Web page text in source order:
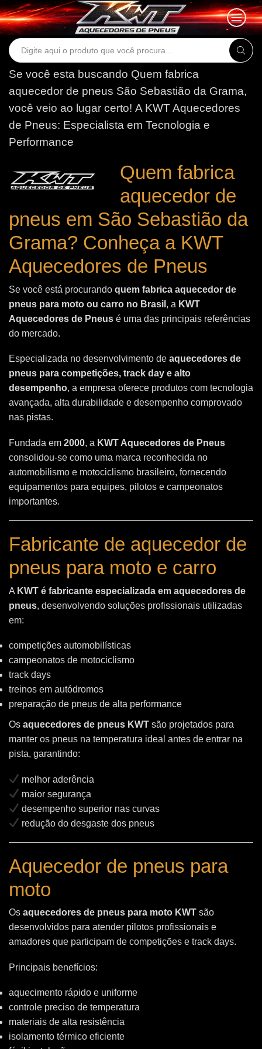
Search
Se você esta buscando Quem fabrica
aquecedor de pneus São Sebastião da Grama,
você veio ao lugar certo! A KWT Aquecedores
de Pneus: Especialista em Tecnologia e
Performance
Quem fabrica
aquecedor de
pneus em São Sebastião da
Grama? Conheça a KWT
Aquecedores de Pneus
Se você está procurando quem fabrica aquecedor de
pneus para moto ou carro no Brasil , a KWT
Aquecedores de Pneus é uma das principais referências
do mercado.
Especializada no desenvolvimento de aquecedores de
pneus para competições, track day e alto
desempenho, a empresa oferece produtos com tecnologia
avançada, alta durabilidade e desempenho comprovado
nas pistas.
Fundada em 2000, a KWT Aquecedores de Pneus
consolidou-se como uma marca reconhecida no
automobilismo e motociclismo brasileiro, fornecendo
equipamentos para equipes, pilotos e campeonatos
importantes.
Fabricante de aquecedor de
pneus para moto e carro
A KWT é fabricante especializada em aquecedores de
pneus, desenvolvendo soluções profissionais utilizadas
em:
competições automobilísticas
campeonatos de motociclismo
track days
treinos em autódromos
preparação de pneus de alta performance
Os aquecedores de pneus KWT são projetados para
manter os pneus na temperatura ideal antes de entrar na
pista, garantindo:
melhor aderência
maior segurança
desempenho superior nas curvas
redução do desgaste dos pneus
Aquecedor de pneus para
moto
Os aquecedores de pneus para moto KWT são
desenvolvidos para atender pilotos profissionais e
amadores que participam de competições e track days.
Principais benefícios:
aquecimento rápido e uniforme
controle preciso de temperatura
materiais de alta resistência
isolamento térmico eficiente